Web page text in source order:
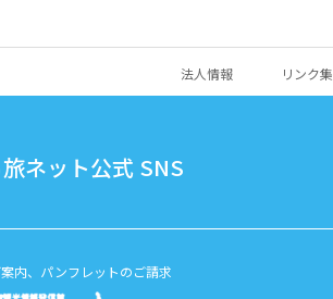
法人情報 リンク集
ネット公式 SNS
内、パンフレットのご請求